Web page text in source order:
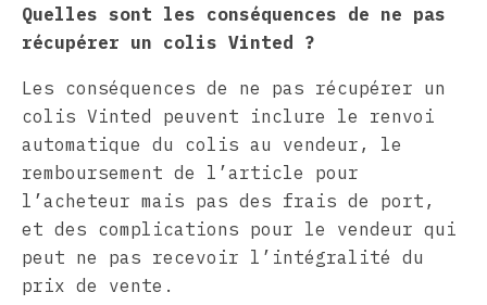
Quelles sont les conséquences de ne pas
récupérer un colis Vinted ?
Les conséquences de ne pas récupérer un
colis Vinted peuvent inclure le renvoi
automatique du colis au vendeur, le
remboursement de l’article pour
l’acheteur mais pas des frais de port,
et des complications pour le vendeur qui
peut ne pas recevoir l’intégralité du
prix de vente.